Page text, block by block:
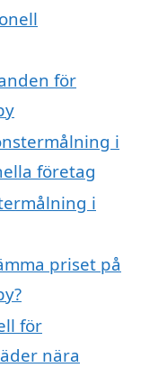
för
i
företag
i
priset på
för
nära